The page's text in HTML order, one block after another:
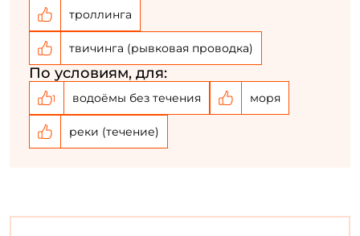
троллинга
твичинга (рывковая проводка)
По условиям, для:
1 водоёмы без течения моря
реки (течение)
Создать аккаунт
У меня уже есть аккаунт